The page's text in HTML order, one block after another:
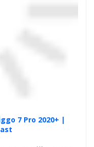
7 Pro 2020+ |